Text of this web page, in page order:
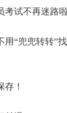
试不再迷路啦
“兜兜转转”
！